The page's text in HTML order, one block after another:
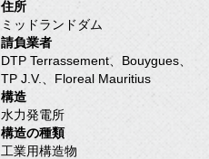
住所
ミッドランドダム
請負業者
DTP Terrassement、Bouygues、
TP J.V.、Floreal Mauritius
構造
水力発電所
構造の種類
工業用構造物